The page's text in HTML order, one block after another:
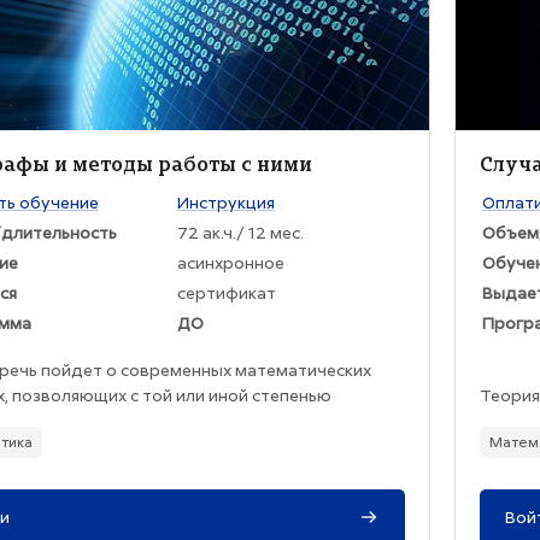
курса
курса
и методы работы с ними
изложения курса:
обучение
Инструкция
72 ак.ч./ 12 мес.
асинхронное
сертификат
ДО
пойдет о современных математических
позволяющих с той или иной степенью
рассказано о том, какую практическую
после прохождения курса смогут провести:
Текст